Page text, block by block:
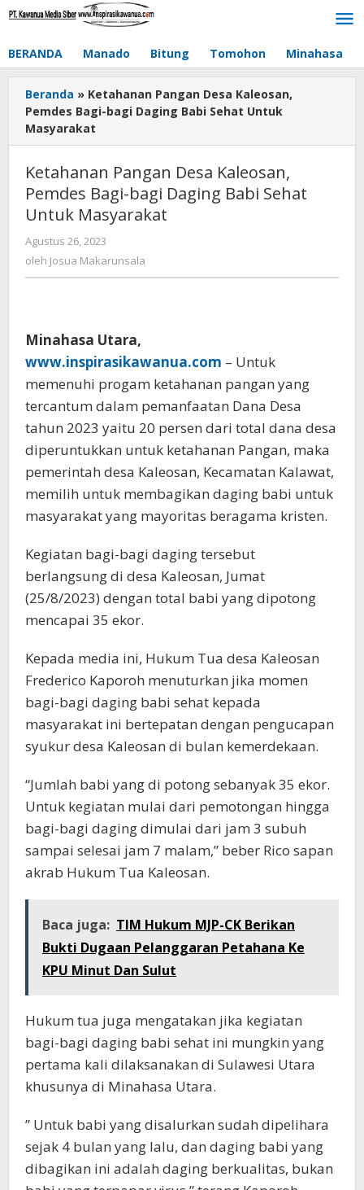
Lewati
BERANDA Manado Bitung Tomohon Minahasa
Beranda » Ketahanan Pangan Desa Kaleosan,
Pemdes Bagi-bagi Daging Babi Sehat Untuk
Masyarakat
Ketahanan Pangan Desa Kaleosan,
Pemdes Bagi-bagi Daging Babi Sehat
Untuk Masyarakat
Agustus 26, 2023
Josua
oleh Josua Makarunsala
Minahasa Utara,
www.inspirasikawanua.com – Untuk
memenuhi progam ketahanan pangan yang
tercantum dalam pemanfaatan Dana Desa
tahun 2023 yaitu 20 persen dari total dana desa
diperuntukkan untuk ketahanan Pangan, maka
pemerintah desa Kaleosan, Kecamatan Kalawat,
memilih untuk membagikan daging babi untuk
masyarakat yang mayoritas beragama kristen.
Kegiatan bagi-bagi daging tersebut
berlangsung di desa Kaleosan, Jumat
(25/8/2023) dengan total babi yang dipotong
mencapai 35 ekor.
Kepada media ini, Hukum Tua desa Kaleosan
Frederico Kaporoh menuturkan jika momen
bagi-bagi daging babi sehat kepada
masyarakat ini bertepatan dengan pengucapan
syukur desa Kaleosan di bulan kemerdekaan.
“Jumlah babi yang di potong sebanyak 35 ekor.
Untuk kegiatan mulai dari pemotongan hingga
bagi-bagi daging dimulai dari jam 3 subuh
sampai selesai jam 7 malam,” beber Rico sapan
akrab Hukum Tua Kaleosan.
Baca juga: TIM Hukum MJP-CK Berikan
Bukti Dugaan Pelanggaran Petahana Ke
KPU Minut Dan Sulut
Hukum tua juga mengatakan jika kegiatan
bagi-bagi daging babi sehat ini mungkin yang
pertama kali dilaksanakan di Sulawesi Utara
khusunya di Minahasa Utara.
” Untuk babi yang disalurkan sudah dipelihara
sejak 4 bulan yang lalu, dan daging babi yang
dibagikan ini adalah daging berkualitas, bukan